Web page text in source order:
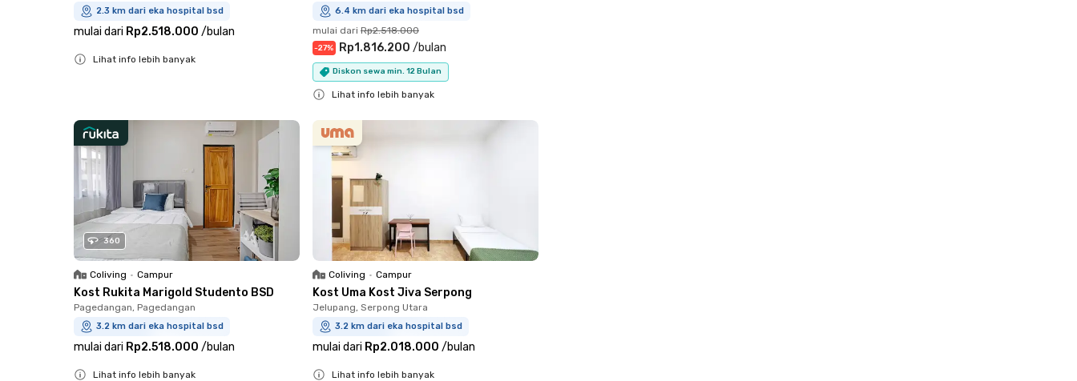
2.3 km dari eka hospital bsd
mulai dari Rp2.518.000 /bulan
Lihat info lebih banyak
6.4 km dari eka hospital bsd
mulai dari Rp2.518.000
-27% Rp1.816.200 /bulan
Diskon sewa min. 12 Bulan
Lihat info lebih banyak
360
Coliving • Campur
Kost Rukita Marigold Studento BSD
Pagedangan, Pagedangan
3.2 km dari eka hospital bsd
mulai dari Rp2.518.000 /bulan
Lihat info lebih banyak
Coliving • Campur
Kost Uma Kost Jiva Serpong
Jelupang, Serpong Utara
3.2 km dari eka hospital bsd
mulai dari Rp2.018.000 /bulan
Lihat info lebih banyak